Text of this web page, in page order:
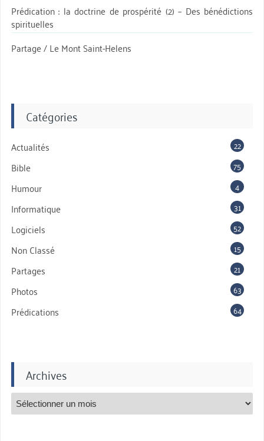
Prédication : la doctrine de prospérité (2) – Des bénédictions
spirituelles
Partage / Le Mont Saint-Helens
Catégories
Actualités 22
Bible 75
Humour 4
Informatique 31
Logiciels 52
Non Classé 15
Partages 21
Photos 63
Prédications 64
Archives